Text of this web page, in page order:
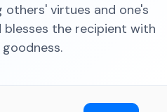
virtues and one's
the recipient with